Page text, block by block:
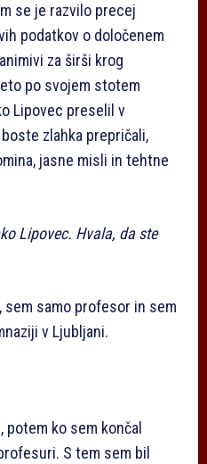
se je razvilo precej
podatkov o določenem
za širši krog
po svojem stotem
Lipovec preselil v
zlahka prepričali,
jasne misli in tehtne
Lipovec. Hvala, da ste
samo profesor in sem
v Ljubljani.
ko sem končal
S tem sem bil